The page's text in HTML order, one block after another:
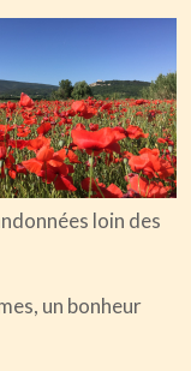
loin des
un bonheur